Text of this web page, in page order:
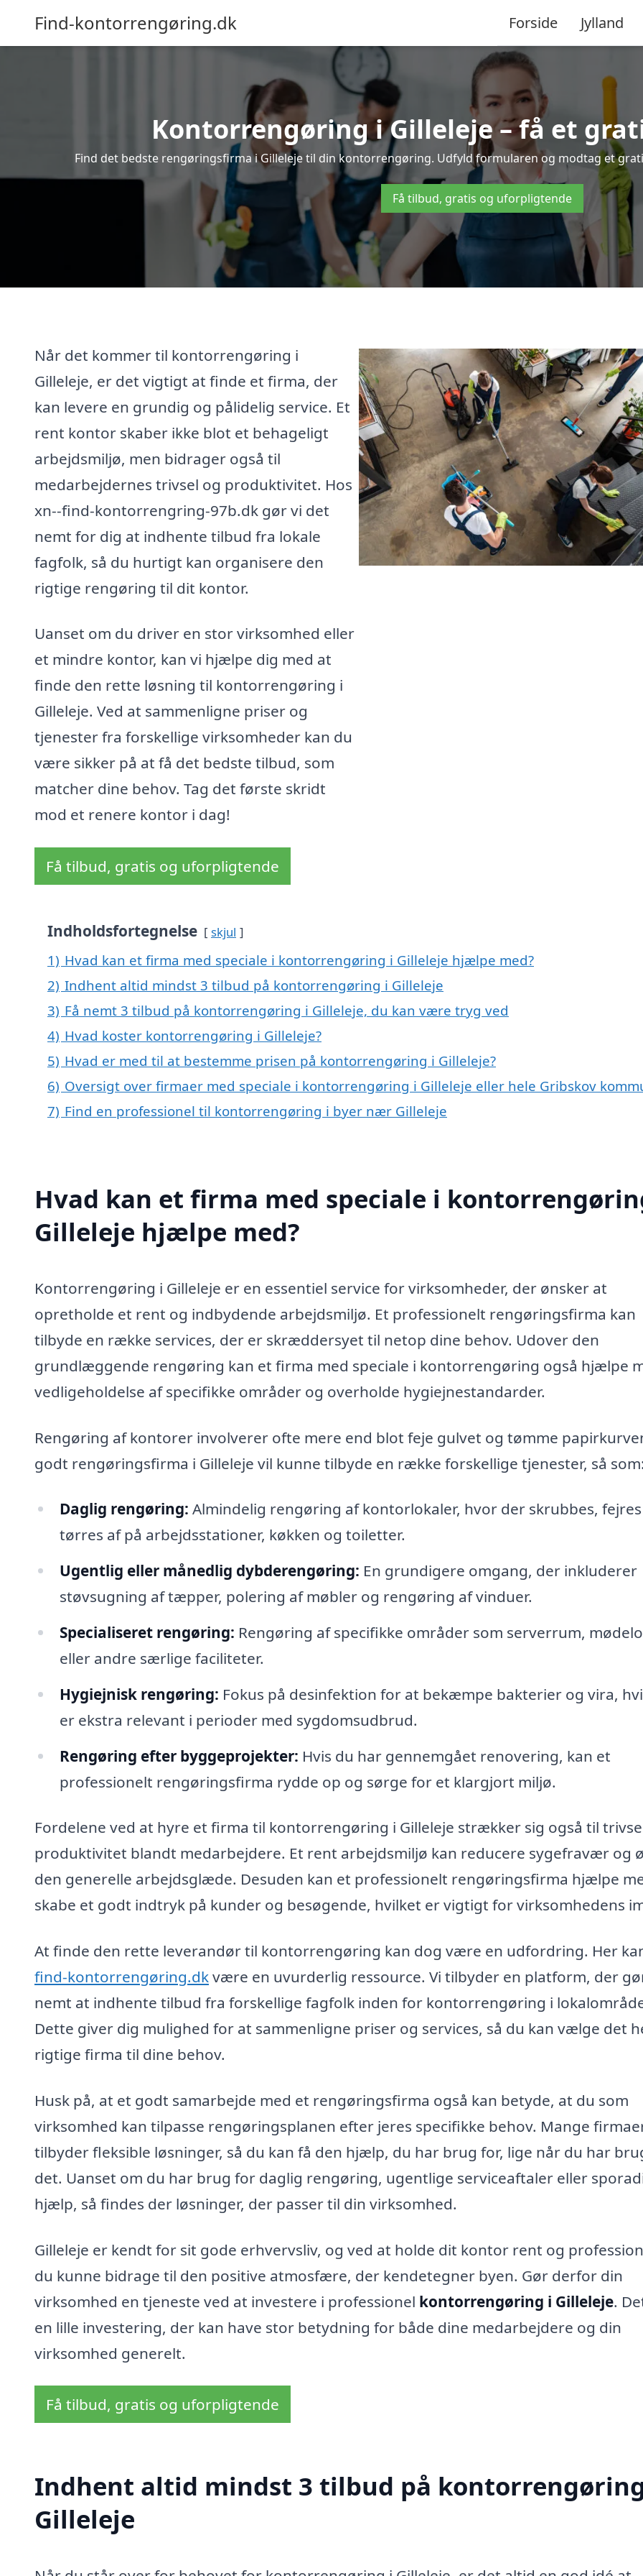
Find-kontorrengøring.dk Forside Jylland
Kontorrengøring i Gilleleje – få et
Find det bedste rengøringsfirma i Gilleleje til din kontorrengøring. Udfyld formularen og modtag et
Få tilbud, gratis og uforpligtende
Når det kommer til kontorrengøring i
Gilleleje, er det vigtigt at finde et firma, der
kan levere en grundig og pålidelig service. Et
rent kontor skaber ikke blot et behageligt
arbejdsmiljø, men bidrager også til
medarbejdernes trivsel og produktivitet. Hos
xn--find-kontorrengring-97b.dk gør vi det
nemt for dig at indhente tilbud fra lokale
fagfolk, så du hurtigt kan organisere den
rigtige rengøring til dit kontor.
Uanset om du driver en stor virksomhed eller
et mindre kontor, kan vi hjælpe dig med at
finde den rette løsning til kontorrengøring i
Gilleleje. Ved at sammenligne priser og
tjenester fra forskellige virksomheder kan du
være sikker på at få det bedste tilbud, som
matcher dine behov. Tag det første skridt
mod et renere kontor i dag!
Få tilbud, gratis og uforpligtende
Indholdsfortegnelse skjul
1) Hvad kan et firma med speciale i kontorrengøring i Gilleleje hjælpe med?
2) Indhent altid mindst 3 tilbud på kontorrengøring i Gilleleje
3) Få nemt 3 tilbud på kontorrengøring i Gilleleje, du kan være tryg ved
4) Hvad koster kontorrengøring i Gilleleje?
5) Hvad er med til at bestemme prisen på kontorrengøring i Gilleleje?
6) Oversigt over firmaer med speciale i kontorrengøring i Gilleleje eller hele Gribskov
7) Find en professionel til kontorrengøring i byer nær Gilleleje
Hvad kan et firma med speciale i
Gilleleje hjælpe med?
Kontorrengøring i Gilleleje er en essentiel service for virksomheder, der ønsker at
opretholde et rent og indbydende arbejdsmiljø. Et professionelt rengøringsfirma kan
tilbyde en række services, der er skræddersyet til netop dine behov. Udover den
grundlæggende rengøring kan et firma med speciale i kontorrengøring også hjælpe
vedligeholdelse af specifikke områder og overholde hygiejnestandarder.
Rengøring af kontorer involverer ofte mere end blot feje gulvet og tømme
godt rengøringsfirma i Gilleleje vil kunne tilbyde en række forskellige tjenester, så som:
Daglig rengøring: Almindelig rengøring af kontorlokaler, hvor der skrubbes,
tørres af på arbejdsstationer, køkken og toiletter.
Ugentlig eller månedlig dybderengøring: En grundigere omgang, der inkluderer
støvsugning af tæpper, polering af møbler og rengøring af vinduer.
Specialiseret rengøring: Rengøring af specifikke områder som serverrum,
eller andre særlige faciliteter.
Hygiejnisk rengøring: Fokus på desinfektion for at bekæmpe bakterier og vira,
er ekstra relevant i perioder med sygdomsudbrud.
Rengøring efter byggeprojekter: Hvis du har gennemgået renovering, kan et
professionelt rengøringsfirma rydde op og sørge for et klargjort miljø.
Fordelene ved at hyre et firma til kontorrengøring i Gilleleje strækker sig også til
produktivitet blandt medarbejdere. Et rent arbejdsmiljø kan reducere sygefravær og
den generelle arbejdsglæde. Desuden kan et professionelt rengøringsfirma hjælpe
skabe et godt indtryk på kunder og besøgende, hvilket er vigtigt for virksomhedens
At finde den rette leverandør til kontorrengøring kan dog være en udfordring. Her
find-kontorrengøring.dkvære en uvurderlig ressource. Vi tilbyder en platform, der
nemt at indhente tilbud fra forskellige fagfolk inden for kontorrengøring i
Dette giver dig mulighed for at sammenligne priser og services, så du kan vælge det
rigtige firma til dine behov.
Husk på, at et godt samarbejde med et rengøringsfirma også kan betyde, at du som
virksomhed kan tilpasse rengøringsplanen efter jeres specifikke behov. Mange
tilbyder fleksible løsninger, så du kan få den hjælp, du har brug for, lige når du har
det. Uanset om du har brug for daglig rengøring, ugentlige serviceaftaler eller
hjælp, så findes der løsninger, der passer til din virksomhed.
Gilleleje er kendt for sit gode erhvervsliv, og ved at holde dit kontor rent og
du kunne bidrage til den positive atmosfære, der kendetegner byen. Gør derfor din
virksomhed en tjeneste ved at investere i professionel kontorrengøring i Gilleleje.
en lille investering, der kan have stor betydning for både dine medarbejdere og din
virksomhed generelt.
Få tilbud, gratis og uforpligtende
Indhent altid mindst 3 tilbud på
Gilleleje